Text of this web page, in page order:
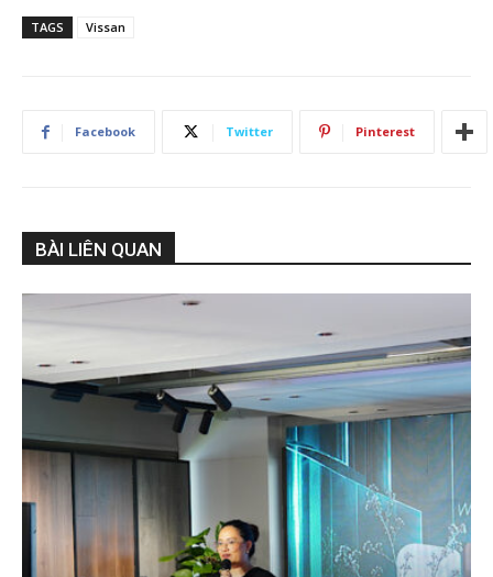
TAGS Vissan
Facebook Twitter Pinterest
BÀI LIÊN QUAN